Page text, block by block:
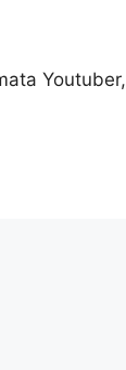
Youtuber,